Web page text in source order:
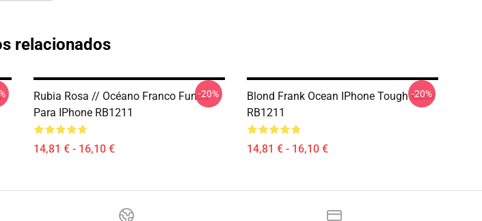
relacionados
Rubia Rosa // Océano Franco Funda
Para IPhone RB1211
14,81 € - 16,10 €
-20%
Blond Frank Ocean IPhone Tough Case
RB1211
14,81 € - 16,10 €
-20%